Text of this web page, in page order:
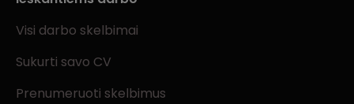
Visi darbo skelbimai
Sukurti savo CV
Prenumeruoti skelbimus